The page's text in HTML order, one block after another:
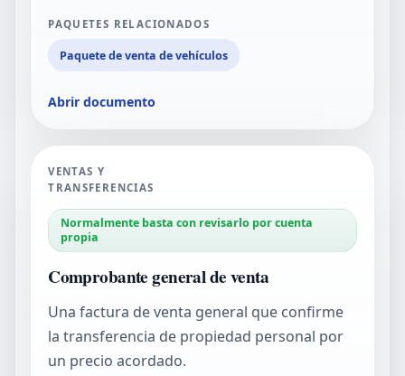
PAQUETES RELACIONADOS
Paquete de venta de vehículos
Abrir documento
VENTAS Y
TRANSFERENCIAS
Normalmente basta con revisarlo por cuenta
propia
Comprobante general de venta
Una factura de venta general que confirme
la transferencia de propiedad personal por
un precio acordado.